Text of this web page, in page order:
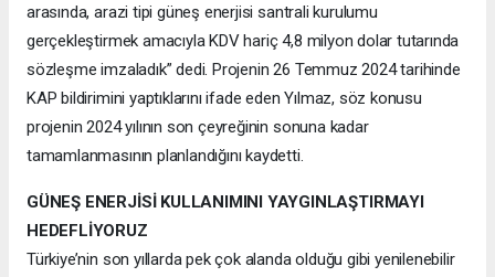
arasında, arazi tipi güneş enerjisi santrali kurulumu
gerçekleştirmek amacıyla KDV hariç 4,8 milyon dolar tutarında
sözleşme imzaladık” dedi. Projenin 26 Temmuz 2024 tarihinde
KAP bildirimini yaptıklarını ifade eden Yılmaz, söz konusu
projenin 2024 yılının son çeyreğinin sonuna kadar
tamamlanmasının planlandığını kaydetti.
GÜNEŞ ENERJİSİ KULLANIMINI YAYGINLAŞTIRMAYI
HEDEFLİYORUZ
Türkiye’nin son yıllarda pek çok alanda olduğu gibi yenilenebilir